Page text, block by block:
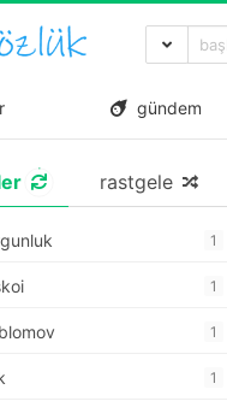
gündem
rastgele
1
1
1
1